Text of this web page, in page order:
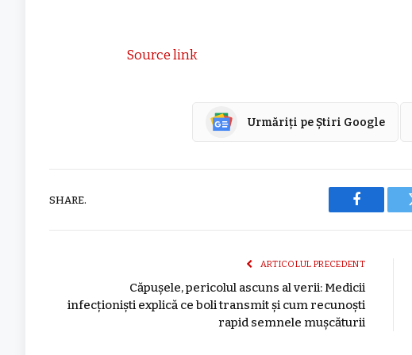
Source link
Urmăriți pe Știri Google
SHARE.
Facebook
ARTICOLUL PRECEDENT
Căpușele, pericolul ascuns al verii: Medicii
infecționiști explică ce boli transmit și cum recunoști
rapid semnele mușcăturii